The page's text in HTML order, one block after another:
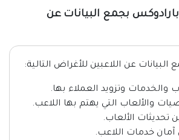
بجمع البيانات عن
عن اللاعبين للأغراض التالية:
والخدمات وتزويد العملاء بها.
والألعاب التي يهتم بها اللاعب.
تحديثات الألعاب.
آمان خدمات اللاعب.